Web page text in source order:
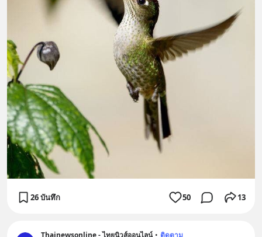
26 บันทึก 50 13
Thainewsonline - ไทยนิวส์ออนไลน์ • ติดตาม